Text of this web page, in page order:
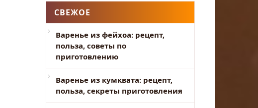
СВЕЖОЕ
Варенье из фейхоа: рецепт,
польза, советы по
приготовлению
Варенье из кумквата: рецепт,
польза, секреты приготовления